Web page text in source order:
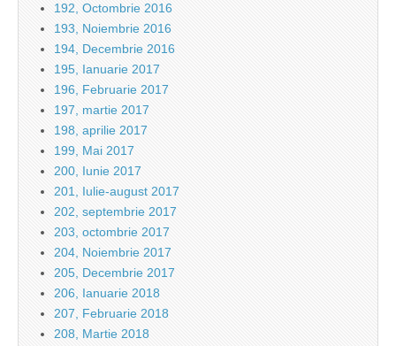
192, Octombrie 2016
193, Noiembrie 2016
194, Decembrie 2016
195, Ianuarie 2017
196, Februarie 2017
197, martie 2017
198, aprilie 2017
199, Mai 2017
200, Iunie 2017
201, Iulie-august 2017
202, septembrie 2017
203, octombrie 2017
204, Noiembrie 2017
205, Decembrie 2017
206, Ianuarie 2018
207, Februarie 2018
208, Martie 2018